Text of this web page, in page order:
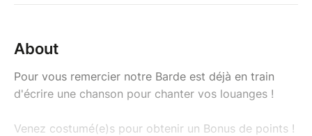
About
Pour vous remercier notre Barde est déjà en train
d'écrire une chanson pour chanter vos louanges !
Venez costumé(e)s pour obtenir un Bonus de points !